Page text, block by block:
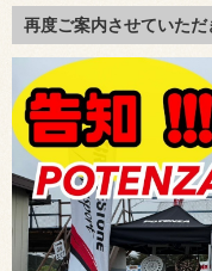
再度ご案内させていた